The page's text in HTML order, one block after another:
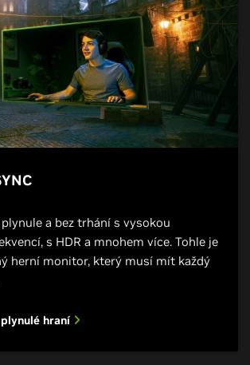
a bez trhání s vysokou
s HDR a mnohem více. Tohle je
herní monitor, který musí mít každý
hraní